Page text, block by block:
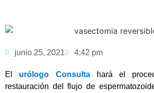
junio 25, 2021 4:42 pm
El urólogo Consultahará el
restauración del flujo de